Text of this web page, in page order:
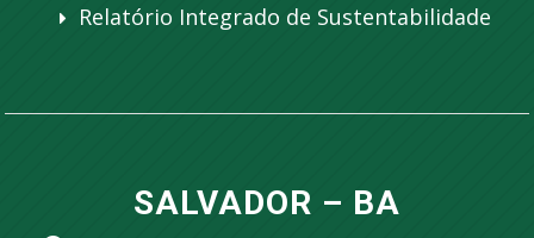
Relatório Integrado de Sustentabilidade
SALVADOR – BA